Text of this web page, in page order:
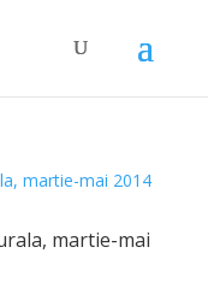
martie-mai